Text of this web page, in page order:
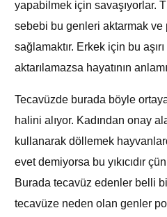
yapabilmek için savaşıyorlar.
sebebi bu genleri aktarmak ve
sağlamaktır. Erkek için bu
aktarılamazsa hayatının
Tecavüzde burada böyle
halini alıyor. Kadından onay
kullanarak döllemek
evet demiyorsa bu yıkıcıdır
Burada tecavüz edenler belli
tecavüze neden olan genler